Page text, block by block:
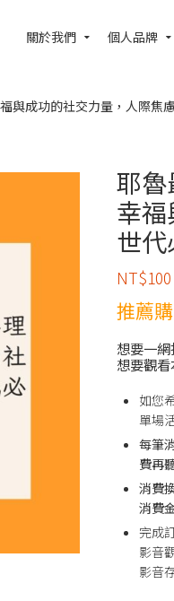
關於我們 個人品牌
與成功的社交力量，人際焦
耶
幸
世
NT$100
推薦
想要一
想要觀
如您
單場
每筆
費再
消費
消費
完成
影音
影音